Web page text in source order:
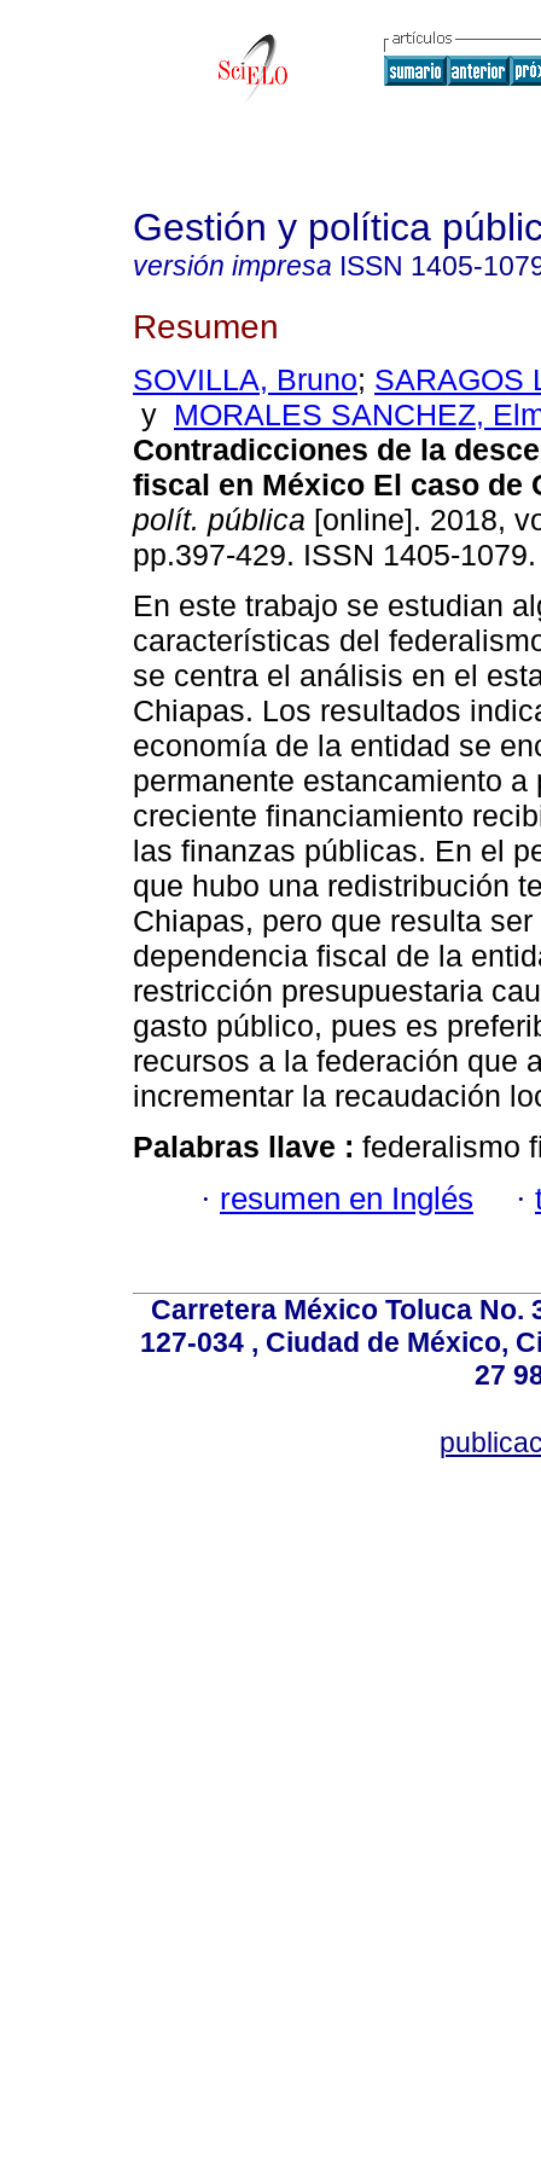
Gestión y política
versión impresa ISSN 1405-
Resumen
SOVILLA, Bruno; SARAGOS
y MORALES SANCHEZ,
Contradicciones de la
fiscal en México El caso de
polít. pública [online]. 2018,
pp.397-429. ISSN 1405-1079.
En este trabajo se estudian
características del
se centra el análisis en el
Chiapas. Los resultados
economía de la entidad se
permanente estancamiento a
creciente financiamiento
las finanzas públicas. En el
que hubo una redistribución
Chiapas, pero que resulta
dependencia fiscal de la
restricción presupuestaria
gasto público, pues es
recursos a la federación que
incrementar la recaudación
Palabras llave : federalismo
· resumen en Inglés ·
Carretera México Toluca No.
127-034 , Ciudad de México,
27